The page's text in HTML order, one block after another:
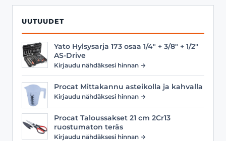
UUTUUDET
Yato Hylsysarja 173 osaa 1/4" + 3/8" + 1/2"
AS-Drive
Kirjaudu nähdäksesi hinnan →
Procat Mittakannu asteikolla ja kahvalla
Kirjaudu nähdäksesi hinnan →
Procat Taloussakset 21 cm 2Cr13
ruostumaton teräs
Kirjaudu nähdäksesi hinnan →